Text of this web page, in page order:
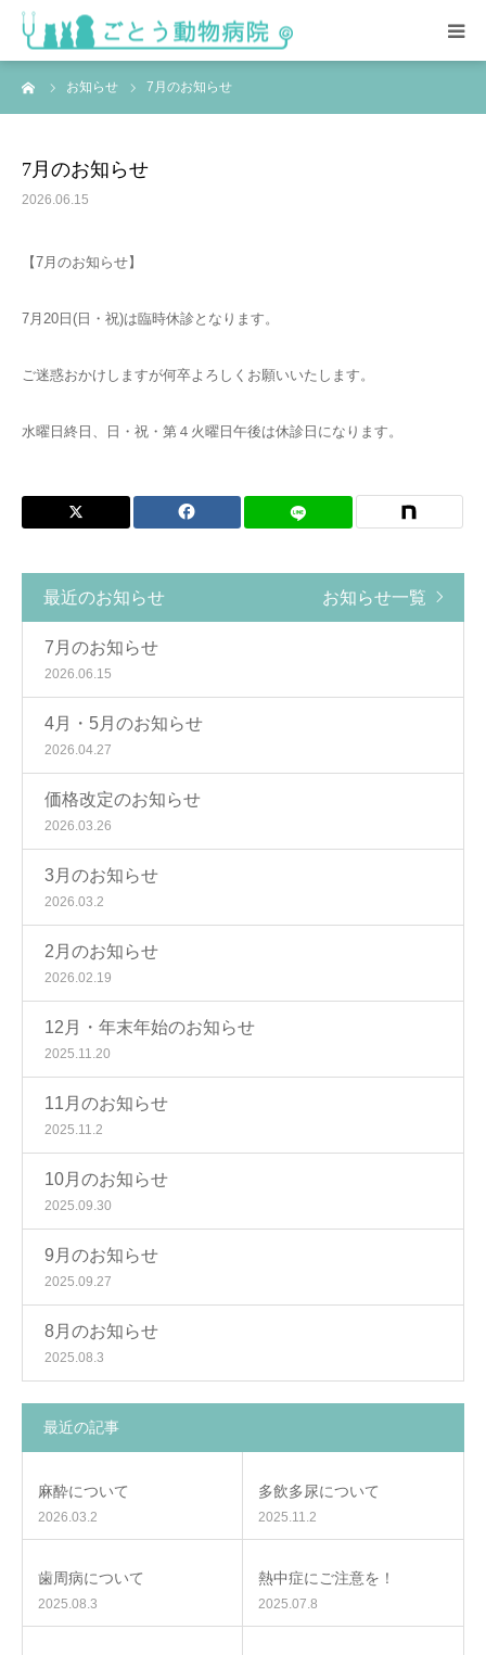
お知らせ 7月のお知らせ
7月のお知らせ
2026.06.15
【7月のお知らせ】
7月20日(日・祝)は臨時休診となります。
ご迷惑おかけしますが何卒よろしくお願いいたします。
水曜日終日、日・祝・第４火曜日午後は休診日になります。
最近のお知らせ お知らせ一覧
7月のお知らせ
2026.06.15
4月・5月のお知らせ
2026.04.27
価格改定のお知らせ
2026.03.26
3月のお知らせ
2026.03.2
2月のお知らせ
2026.02.19
12月・年末年始のお知らせ
2025.11.20
11月のお知らせ
2025.11.2
10月のお知らせ
2025.09.30
9月のお知らせ
2025.09.27
8月のお知らせ
2025.08.3
最近の記事
麻酔について
2026.03.2
多飲多尿について
2025.11.2
歯周病について
2025.08.3
熱中症にご注意を！
2025.07.8
HOME